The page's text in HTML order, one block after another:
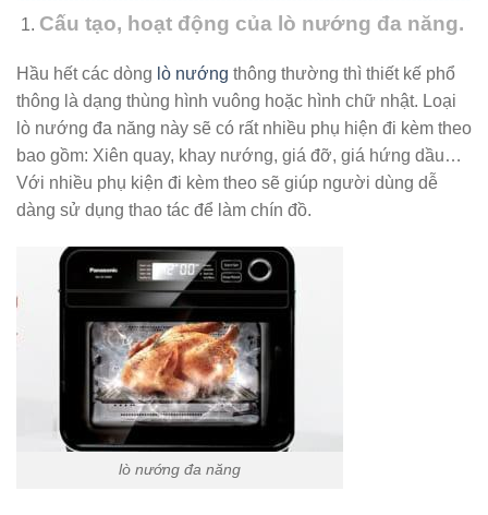
Cấu tạo, hoạt động của lò nướng đa năng.
Hầu hết các dòng lò nướng thông thường thì thiết kế phổ
thông là dạng thùng hình vuông hoặc hình chữ nhật. Loại
lò nướng đa năng này sẽ có rất nhiều phụ hiện đi kèm theo
bao gồm: Xiên quay, khay nướng, giá đỡ, giá hứng dầu…
Với nhiều phụ kiện đi kèm theo sẽ giúp người dùng dễ
dàng sử dụng thao tác để làm chín đồ.
lò nướng đa năng